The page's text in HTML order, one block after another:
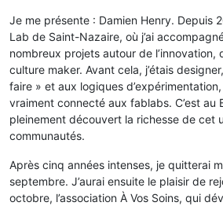
Je me présente : Damien Henry. Depuis
Lab de Saint-Nazaire, où j’ai
nombreux projets autour de l’innovation,
culture maker. Avant cela, j’étais
faire » et aux logiques
vraiment connecté aux fablabs. C’est au
pleinement découvert la richesse de cet
communautés.
Après cinq années intenses, je quitterai
septembre. J’aurai ensuite le plaisir de
octobre, l’association À Vos Soins, qui